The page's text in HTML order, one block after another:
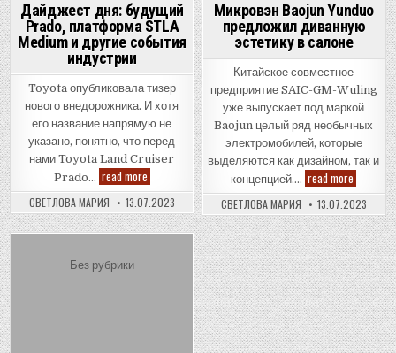
Дайджест дня: будущий
Prado, платформа STLA
Medium и другие события
индустрии
Toyota опубликовала тизер
нового внедорожника. И хотя
его название напрямую не
указано, понятно, что перед
нами Toyota Land Cruiser
Prado… read moreДайджест
дня:
будущий
Prado,
платформа
STLA
индустрии
СВЕТЛОВА МАРИЯ 13.07.2023
Микровэн Baojun Yunduo
предложил диванную
эстетику в салоне
Китайское совместное
предприятие SAIC-GM-Wuling
уже выпускает под маркой
Baojun целый ряд необычных
электромобилей, которые
выделяются как дизайном, так и
концепцией…. read more
Baojun
Yunduo
эстетику
в
салоне
СВЕТЛОВА МАРИЯ 13.07.2023
Posted
Без рубрики